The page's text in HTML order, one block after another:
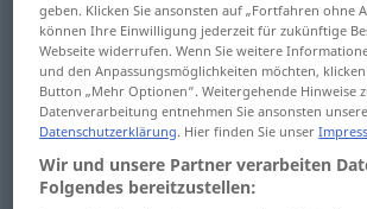
tofrequentsth
in diesemHotelverkehren viele
thishotelis frequented bymany
travel(l)ers
geben. Klicken Sie ansonsten auf „Fortfahren ohne
können Ihre Einwilligung jederzeit für zukünftige
Webseite widerrufen. Wenn Sie weitere
und den Anpassungsmöglichkeiten möchten,
Button „Mehr Optionen“. Weitergehende Hinweise
Datenverarbeitung entnehmen Sie ansonsten
Datenschutzerklärung. Hier finden Sie unser
Wir und unsere Partner verarbeiten
Folgendes bereitzustellen: